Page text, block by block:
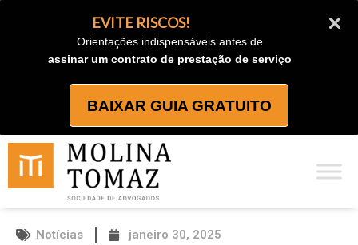
EVITE RISCOS!
Orientações indispensáveis antes de
assinar um contrato de prestação de serviço
BAIXAR GUIA GRATUITO
Notícias janeiro 30, 2025